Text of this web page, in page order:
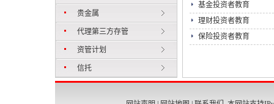
贵金属
代理第三方存管
资管计划
信托
基金投资者教育
理财投资者教育
保险投资者教育